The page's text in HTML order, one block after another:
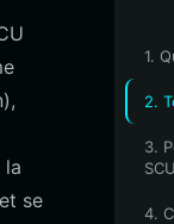
la
se
1.
2.
3.
4.